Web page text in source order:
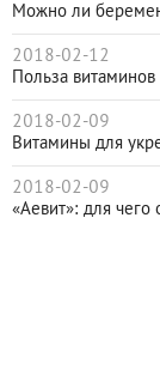
Можно ли
2018-02-12
Польза
2018-02-09
Витамины для
2018-02-09
«Аевит»: для